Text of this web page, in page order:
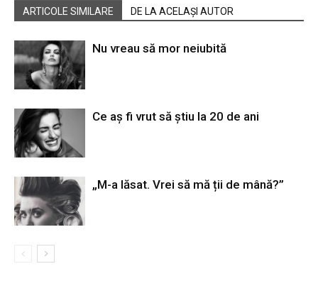
ARTICOLE SIMILARE DE LA ACELAȘI AUTOR
Nu vreau să mor neiubită
Ce aș fi vrut să știu la 20 de ani
„M-a lăsat. Vrei să mă ții de mână?”